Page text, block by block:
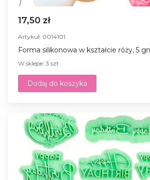
17,50 zł
Artykuł: 0014101
Forma silikonowa w kształcie róży, 5
W sklepe: 3 szt.
Dodaj do koszyka